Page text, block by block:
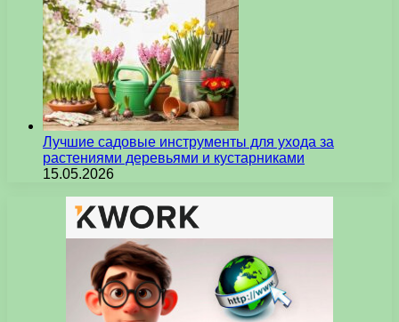
Лучшие садовые инструменты для ухода за
растениями деревьями и кустарниками
15.05.2026